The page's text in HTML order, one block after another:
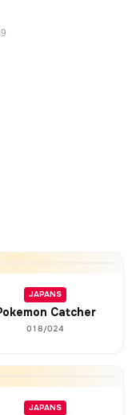
JAPANS
Catcher
018/024
JAPANS